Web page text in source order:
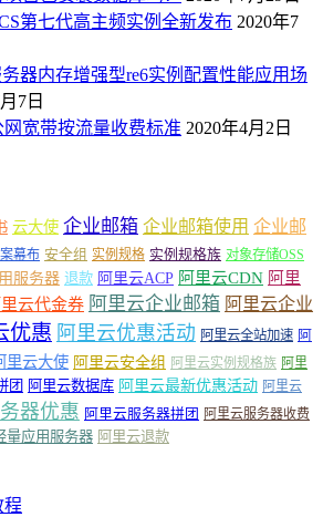
第七代高主频实例全新发布 2020年7
器内存增强型re6实例配置性能应用场
7日
网宽带按流量收费标准 2020年4月2日
云大使 企业邮箱 企业邮箱使用 企业邮
幕布 安全组 实例规格 实例规格族 对象存储OSS
服务器 退款 阿里云ACP 阿里云CDN 阿里
里云代金券 阿里云企业邮箱 阿里云企业
优惠 阿里云优惠活动 阿里云全站加速 阿
里云大使 阿里云安全组 阿里云实例规格族 阿里
团 阿里云数据库 阿里云最新优惠活动 阿里云
器优惠 阿里云服务器拼团 阿里云服务器收费
量应用服务器 阿里云退款
程